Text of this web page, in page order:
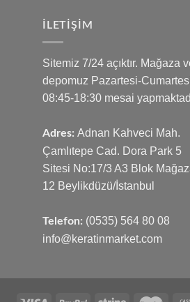
İLETIŞIM
Sitemiz 7/24 açıktır. Mağaza
depomuz Pazartesi-
08:45-18:30 mesai
Adres: Adnan Kahveci Mah.
Çamlıtepe Cad. Dora Park 5
Sitesi No:17/3 A3 Blok
12 Beylikdüzü/İstanbul
Telefon: (0535) 564 80 08
info@keratinmarket.com